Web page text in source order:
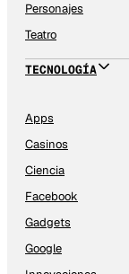
Personajes
Teatro
TECNOLOGÍA
Apps
Casinos
Ciencia
Facebook
Gadgets
Google